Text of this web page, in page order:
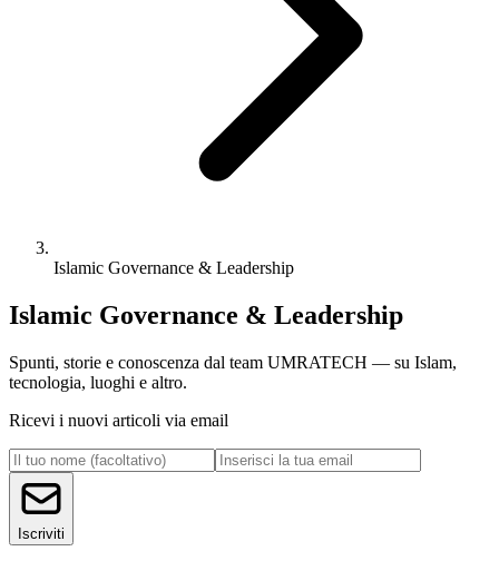
Islamic Governance & Leadership
Islamic Governance & Leadership
Spunti, storie e conoscenza dal team UMRATECH — su Islam,
tecnologia, luoghi e altro.
Ricevi i nuovi articoli via email
Iscriviti